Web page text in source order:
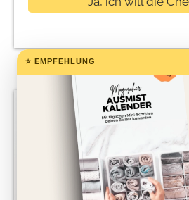
⭐ EMPFEHLUNG